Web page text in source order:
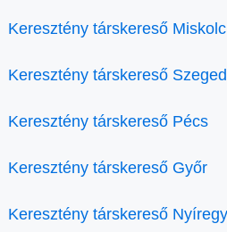
Keresztény társkereső Miskolc
Keresztény társkereső Szeged
Keresztény társkereső Pécs
Keresztény társkereső Győr
Keresztény társkereső